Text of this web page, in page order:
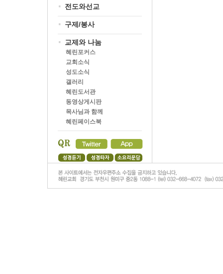
전도와선교
구제/봉사
교제와 나눔
혜린포커스
교회소식
성도소식
갤러리
혜린도서관
동영상게시판
목사님과 함께
혜린페이스북